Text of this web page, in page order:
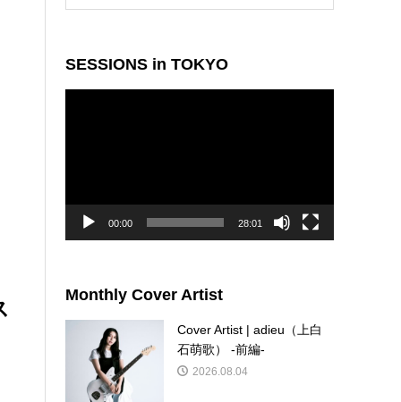
SESSIONS in TOKYO
00:00 28:01
Monthly Cover Artist
Cover Artist | adieu（上白
石萌歌） -前編-
2026.08.04